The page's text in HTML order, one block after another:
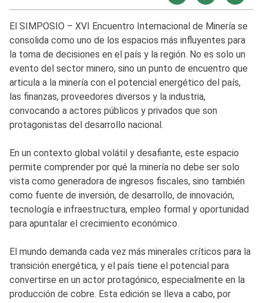
El SIMPOSIO – XVI Encuentro Internacional de Minería se
consolida como uno de los espacios más influyentes para
la toma de decisiones en el país y la región. No es solo un
evento del sector minero, sino un punto de encuentro que
articula a la minería con el potencial energético del país,
las finanzas, proveedores diversos y la industria,
convocando a actores públicos y privados que son
protagonistas del desarrollo nacional.
En un contexto global volátil y desafiante, este espacio
permite comprender por qué la minería no debe ser solo
vista como generadora de ingresos fiscales, sino también
como fuente de inversión, de desarrollo, de innovación,
tecnología e infraestructura, empleo formal y oportunidad
para apuntalar el crecimiento económico.
El mundo demanda cada vez más minerales críticos para la
transición energética, y el país tiene el potencial para
convertirse en un actor protagónico, especialmente en la
producción de cobre. Esta edición se lleva a cabo, por